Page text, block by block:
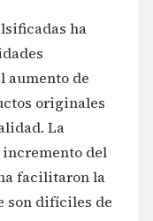
ha
aumento de
originales
La
del
facilitaron la
son difíciles de